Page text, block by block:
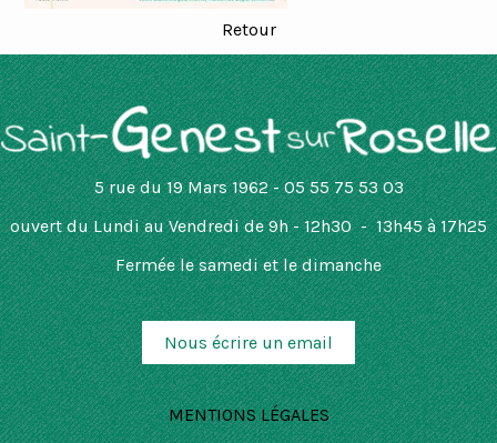
Retour
5 rue du 19 Mars 1962 - 05 55 75 53 03
ouvertdu Lundi au Vendredi de 9h - 12h30 - 13h45 à 17h25
Fermée le samedi et le dimanche
Nous écrire un email
MENTIONS LÉGALES